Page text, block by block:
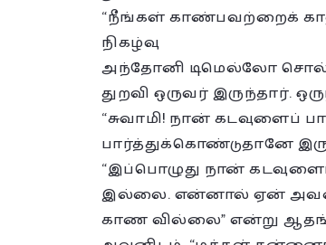
“நீங்கள் காண்பவற்றைக்
நிகழ்வு
அந்தோனி டிமெல்லோ
துறவி ஒருவர்
“சுவாமி! நான் கடவுளைப்
பார்த்துக்கொண்டுதானே
“இப்பொழுது நான்
இல்லை. என்னால் ஏன்
காண வில்லை” என்று